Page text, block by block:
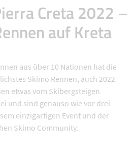
Creta 2022 –
auf Kreta
aus über 10 Nationen hat die
Skimo Rennen, auch 2022
etwas vom Skibergsteigen
und sind genauso wie vor drei
einzigartigen Event und der
Skimo Community.